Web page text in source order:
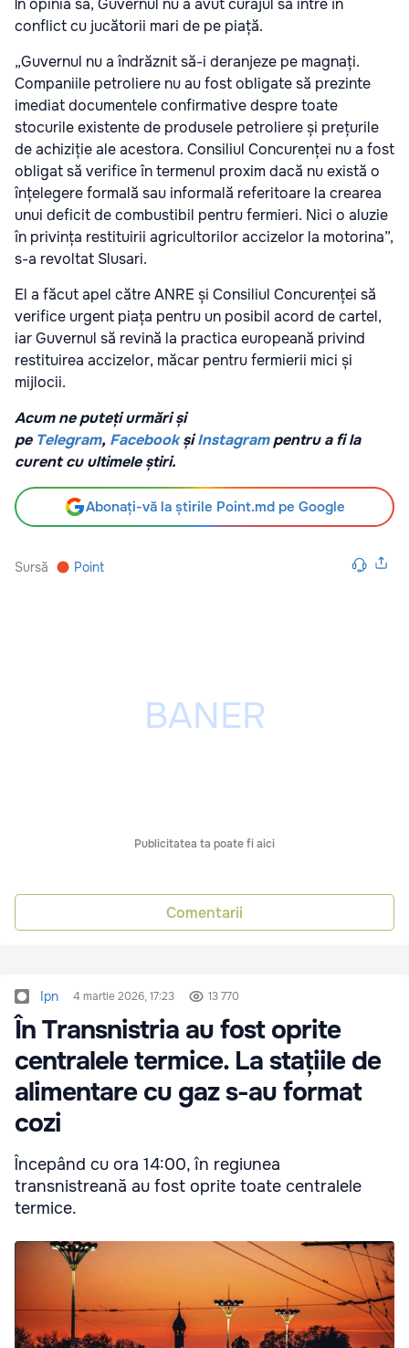
În opinia sa, Guvernul nu a avut curajul să intre în
conflict cu jucătorii mari de pe piață.
„Guvernul nu a îndrăznit să-i deranjeze pe magnați.
Companiile petroliere nu au fost obligate să prezinte
imediat documentele confirmative despre toate
stocurile existente de produsele petroliere și prețurile
de achiziție ale acestora. Consiliul Concurenței nu a fost
obligat să verifice în termenul proxim dacă nu există o
înțelegere formală sau informală referitoare la crearea
unui deficit de combustibil pentru fermieri. Nici o aluzie
în privința restituirii agricultorilor accizelor la motorina”,
s-a revoltat Slusari.
El a făcut apel către ANRE și Consiliul Concurenței să
verifice urgent piața pentru un posibil acord de cartel,
iar Guvernul să revină la practica europeană privind
restituirea accizelor, măcar pentru fermierii mici și
mijlocii.
Acum ne puteți urmări și
pe Telegram, Facebook șiInstagrampentru a fi la
curent cu ultimele știri.
Abonați-vă la știrile Point.md pe Google
Sursă Point
Publicitatea ta poate fi aici
Comentarii
Ipn 4 martie 2026, 17:23 13 770
În Transnistria au fost oprite
centralele termice. La stațiile de
alimentare cu gaz s-au format
cozi
Începând cu ora 14:00, în regiunea
transnistreană au fost oprite toate centralele
termice.